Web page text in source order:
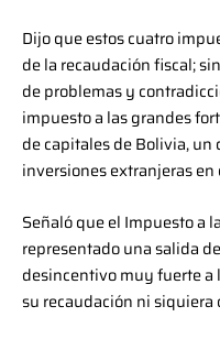
Dijo que estos cuatro
de la recaudación fiscal;
de problemas y
impuesto a las grandes
de capitales de Bolivia,
inversiones extranjeras en
Señaló que el Impuesto a
representado una salida
desincentivo muy fuerte a
su recaudación ni